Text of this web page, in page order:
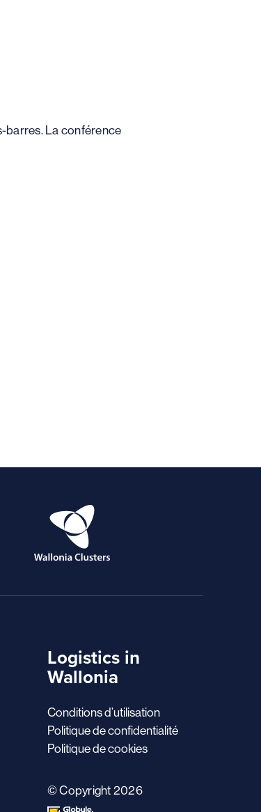
barres. La conférence
Logistics in
Wallonia
Conditions d’utilisation
Politique de confidentialité
Politique de cookies
© Copyright 2026